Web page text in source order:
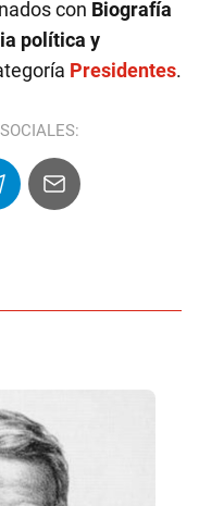
con Biografía
política y
Presidentes.